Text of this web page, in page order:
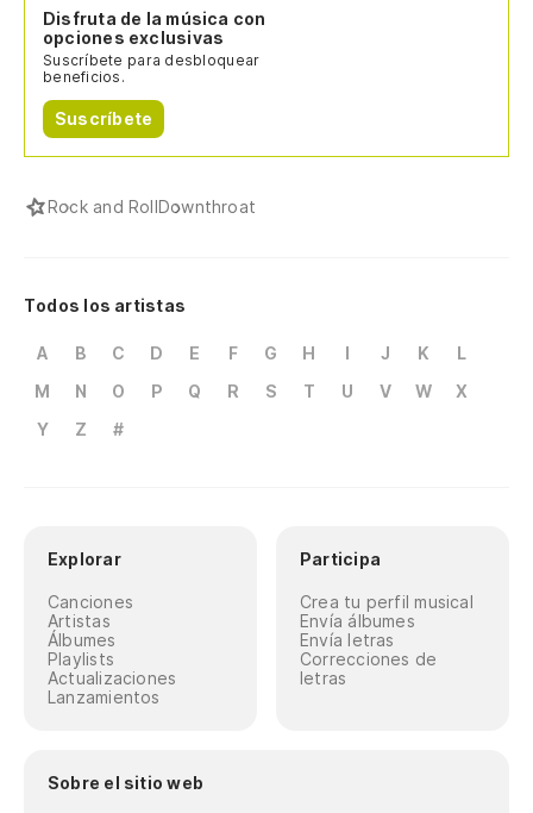
Disfruta de la música con
opciones exclusivas
Suscríbete para desbloquear
beneficios.
Suscríbete
Rock and RollDownthroat
Todos los artistas
A B C D E F G H I J K
L
M
N O P Q R S T U V W
X
Y
Z #
Explorar
Canciones
Artistas
Álbumes
Playlists
Actualizaciones
Lanzamientos
Participa
Crea tu perfil musical
Envía álbumes
Envía letras
Correcciones de
letras
Sobre el sitio web